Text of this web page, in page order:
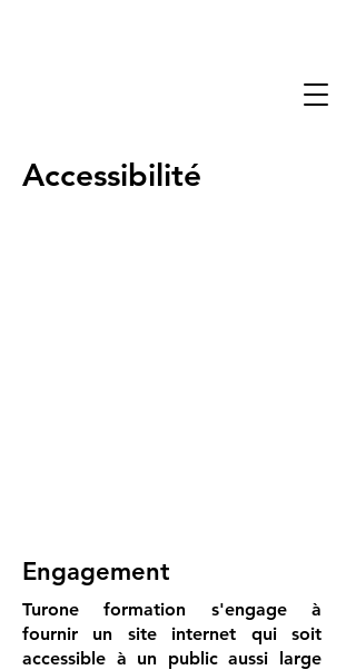
Accessibilité
Engagement
Turone formation s'engage à
fournir un site internet qui soit
accessible à un public aussi large